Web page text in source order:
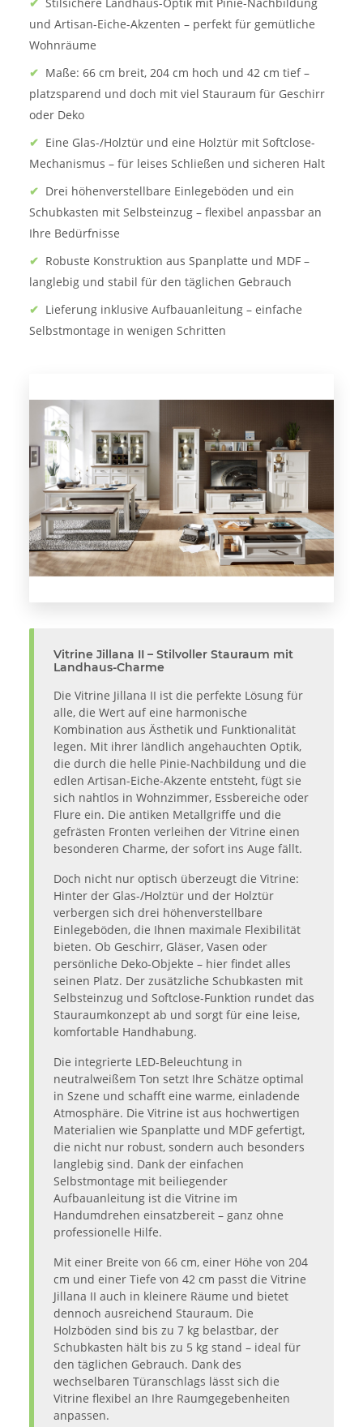
und Artisan-Eiche-Akzenten – perfekt für gemütliche
Wohnräume
✔ Maße: 66 cm breit, 204 cm hoch und 42 cm tief –
platzsparend und doch mit viel Stauraum für Geschirr
oder Deko
✔ Eine Glas-/Holztür und eine Holztür mit Softclose-
Mechanismus – für leises Schließen und sicheren Halt
✔ Drei höhenverstellbare Einlegeböden und ein
Schubkasten mit Selbsteinzug – flexibel anpassbar an
Ihre Bedürfnisse
✔ Robuste Konstruktion aus Spanplatte und MDF –
langlebig und stabil für den täglichen Gebrauch
✔ Lieferung inklusive Aufbauanleitung – einfache
Selbstmontage in wenigen Schritten
Vitrine Jillana II – Stilvoller Stauraum mit
Landhaus-Charme
Die Vitrine Jillana II ist die perfekte Lösung für
alle, die Wert auf eine harmonische
Kombination aus Ästhetik und Funktionalität
legen. Mit ihrer ländlich angehauchten Optik,
die durch die helle Pinie-Nachbildung und die
edlen Artisan-Eiche-Akzente entsteht, fügt sie
sich nahtlos in Wohnzimmer, Essbereiche oder
Flure ein. Die antiken Metallgriffe und die
gefrästen Fronten verleihen der Vitrine einen
besonderen Charme, der sofort ins Auge fällt.
Doch nicht nur optisch überzeugt die Vitrine:
Hinter der Glas-/Holztür und der Holztür
verbergen sich drei höhenverstellbare
Einlegeböden, die Ihnen maximale Flexibilität
bieten. Ob Geschirr, Gläser, Vasen oder
persönliche Deko-Objekte – hier findet alles
seinen Platz. Der zusätzliche Schubkasten mit
Selbsteinzug und Softclose-Funktion rundet das
Stauraumkonzept ab und sorgt für eine leise,
komfortable Handhabung.
Die integrierte LED-Beleuchtung in
neutralweißem Ton setzt Ihre Schätze optimal
in Szene und schafft eine warme, einladende
Atmosphäre. Die Vitrine ist aus hochwertigen
Materialien wie Spanplatte und MDF gefertigt,
die nicht nur robust, sondern auch besonders
langlebig sind. Dank der einfachen
Selbstmontage mit beiliegender
Aufbauanleitung ist die Vitrine im
Handumdrehen einsatzbereit – ganz ohne
professionelle Hilfe.
Mit einer Breite von 66 cm, einer Höhe von 204
cm und einer Tiefe von 42 cm passt die Vitrine
Jillana II auch in kleinere Räume und bietet
dennoch ausreichend Stauraum. Die
Holzböden sind bis zu 7 kg belastbar, der
Schubkasten hält bis zu 5 kg stand – ideal für
den täglichen Gebrauch. Dank des
wechselbaren Türanschlags lässt sich die
Vitrine flexibel an Ihre Raumgegebenheiten
anpassen.